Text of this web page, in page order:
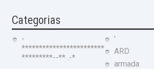
Categorias
-
************************
*********--** .-*
'
ARD
armada